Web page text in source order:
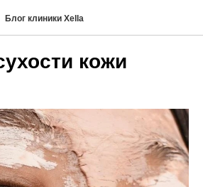
Блог клиники Xella
кожи